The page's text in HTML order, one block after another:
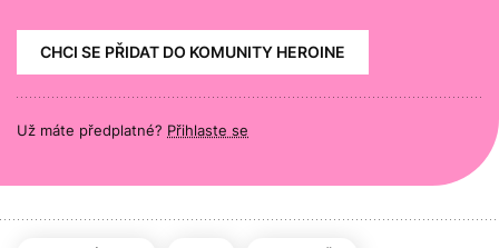
CHCI SE PŘIDAT DO KOMUNITY HEROINE
Už máte předplatné? Přihlaste se